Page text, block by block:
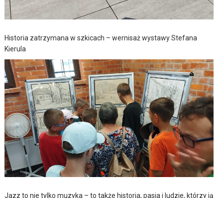
Historia zatrzymana w szkicach – wernisaż wystawy Stefana
Kierula
Jazz to nie tylko muzyka – to także historia, pasja i ludzie, którzy ją